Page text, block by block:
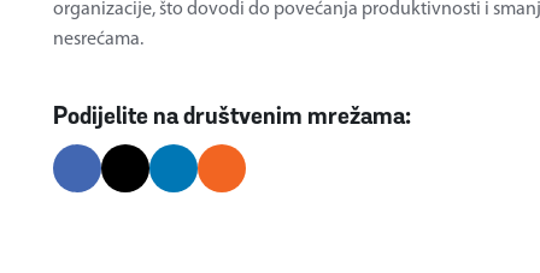
organizacije, što dovodi do povećanja produktivnosti i
nesrećama.
Podijelite na društvenim mrežama: